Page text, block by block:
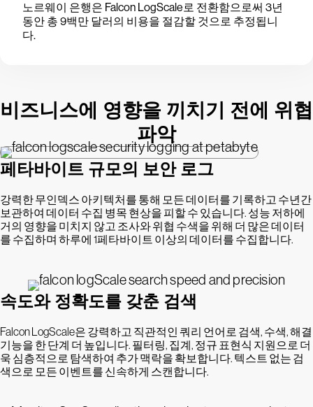
노르웨이 은행은 Falcon LogScale로 전환함으로써 3년
동안 총 9백만 달러의 비용을 절감할 것으로 추정됩니
다.
비즈니스에 영향을 끼치기 전에 위협
파악
페타바이트 규모의 보안 로그
강력한 무인덱스 아키텍처를 통해 모든 데이터를 기록하고 수년간
보관하여 데이터 수집 병목 현상을 피할 수 있습니다. 성능 저하에
거의 영향을 미치지 않고 조사와 위협 수색을 위해 더 많은 데이터
를 수집하며 하루에 1페타바이트 이상의 데이터를 수집합니다.
속도와 정확도를 갖춘 검색
Falcon LogScale은 강력하고 직관적인 쿼리 언어로 검색, 수색, 해결
기능을 한 단계 더 높입니다. 필터링, 집계, 정규 표현식 지원으로 더
욱 심층적으로 탐색하여 추가 맥락을 확보합니다. 텍스트 없는 검
색으로 모든 이벤트를 신속하게 스캔합니다.